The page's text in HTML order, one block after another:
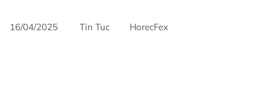
16/04/2025 Tin Tuc HorecFex